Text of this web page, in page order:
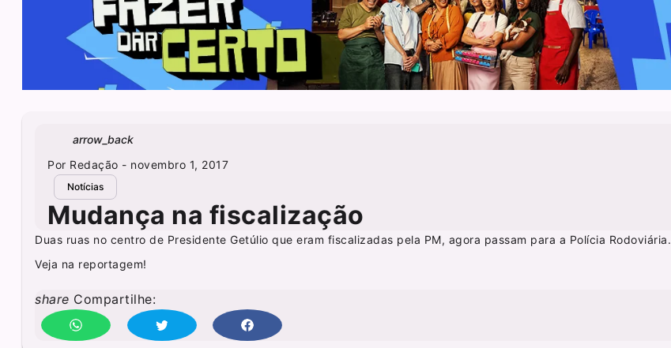
arrow_back
Por Redação - novembro 1, 2017
Notícias
Mudança na fiscalização
Duas ruas no centro de Presidente Getúlio que eram fiscalizadas pela PM, agora passam para a Polícia Rodoviária.
Veja na reportagem!
share Compartilhe: